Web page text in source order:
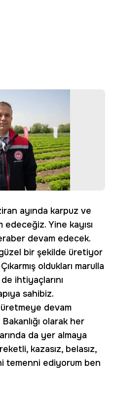
ayında karpuz ve
edeceğiz. Yine kayısı
devam edecek.
bir şekilde üretiyor
oldukları marulla
ihtiyaçlarını
sahibiz.
devam
olarak her
da yer almaya
kazasız, belasız,
temenni ediyorum ben